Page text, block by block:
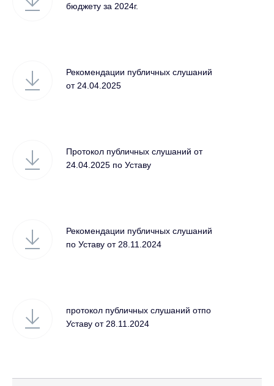
бюджету за 2024г.
Рекомендации публичных слушаний
от 24.04.2025
Протокол публичных слушаний от
24.04.2025 по Уставу
Рекомендации публичных слушаний
по Уставу от 28.11.2024
протокол публичных слушаний отпо
Уставу от 28.11.2024